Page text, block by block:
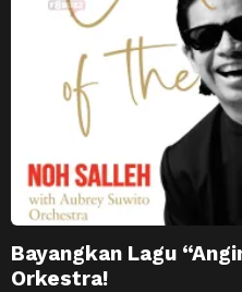
Bayangkan Lagu
Orkestra!